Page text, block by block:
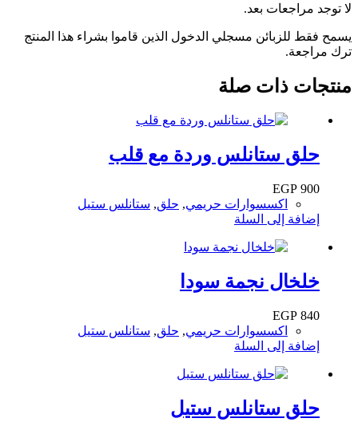
لا توجد مراجعات بعد.
يسمح فقط للزبائن مسجلي الدخول الذين قاموا بشراء هذا المنتج
ترك مراجعة.
منتجات ذات صلة
حلق ستانلس وردة مع قلب
EGP 900
اكسسوارات حريمي, حلق, ستانلس ستيل
إضافة إلى السلة
خلخال نجمة سودا
EGP 840
اكسسوارات حريمي, حلق, ستانلس ستيل
إضافة إلى السلة
حلق ستانلس ستيل